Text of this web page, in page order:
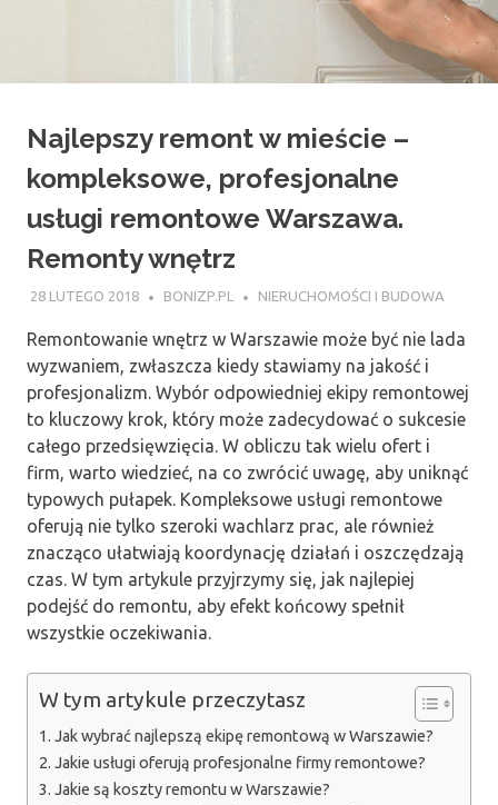
Najlepszy remont w mieście –
kompleksowe, profesjonalne
usługi remontowe Warszawa.
Remonty wnętrz
28 LUTEGO 2018 BONIZP.PL NIERUCHOMOŚCI I BUDOWA
Remontowanie wnętrz w Warszawie może być nie lada
wyzwaniem, zwłaszcza kiedy stawiamy na jakość i
profesjonalizm. Wybór odpowiedniej ekipy remontowej
to kluczowy krok, który może zadecydować o sukcesie
całego przedsięwzięcia. W obliczu tak wielu ofert i
firm, warto wiedzieć, na co zwrócić uwagę, aby uniknąć
typowych pułapek. Kompleksowe usługi remontowe
oferują nie tylko szeroki wachlarz prac, ale również
znacząco ułatwiają koordynację działań i oszczędzają
czas. W tym artykule przyjrzymy się, jak najlepiej
podejść do remontu, aby efekt końcowy spełnił
wszystkie oczekiwania.
W tym artykule przeczytasz
Jak wybrać najlepszą ekipę remontową w Warszawie?
Jakie usługi oferują profesjonalne firmy remontowe?
Jakie są koszty remontu w Warszawie?